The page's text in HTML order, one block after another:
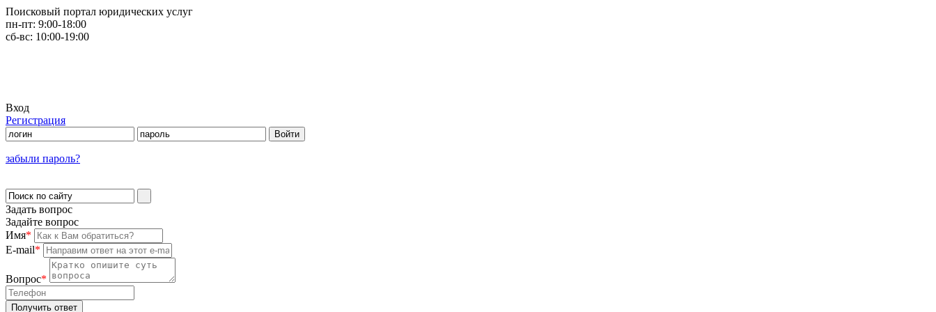
Поисковый портал юридических услуг
пн-пт: 9:00-18:00
сб-вс: 10:00-19:00
Вход
Регистрация
забыли пароль?
Задать вопрос
Задайте вопрос
Имя*
E-mail*
Вопрос*